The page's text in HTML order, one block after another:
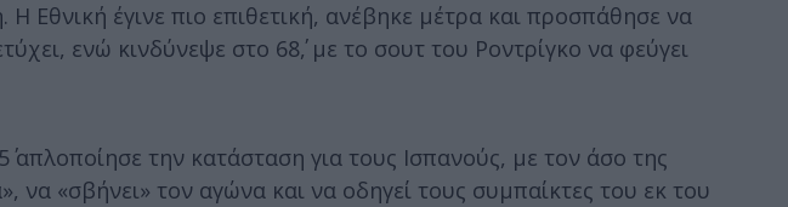
Η Εθνική έγινε πιο επιθετική, ανέβηκε μέτρα και προσπάθησε να
ενώ κινδύνεψε στο 68΄, με το σουτ του Ροντρίγκο να φεύγει
την κατάσταση για τους Ισπανούς, με τον άσο της
να «σβήνει» τον αγώνα και να οδηγεί τους συμπαίκτες του εκ του